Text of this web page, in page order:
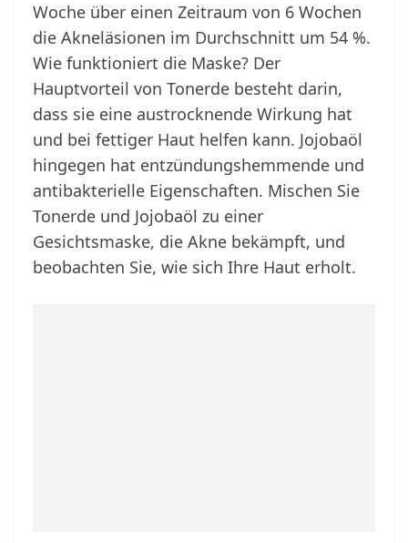
Woche über einen Zeitraum von 6 Wochen
die Akneläsionen im Durchschnitt um 54 %.
Wie funktioniert die Maske? Der
Hauptvorteil von Tonerde besteht darin,
dass sie eine austrocknende Wirkung hat
und bei fettiger Haut helfen kann. Jojobaöl
hingegen hat entzündungshemmende und
antibakterielle Eigenschaften. Mischen Sie
Tonerde und Jojobaöl zu einer
Gesichtsmaske, die Akne bekämpft, und
beobachten Sie, wie sich Ihre Haut erholt.